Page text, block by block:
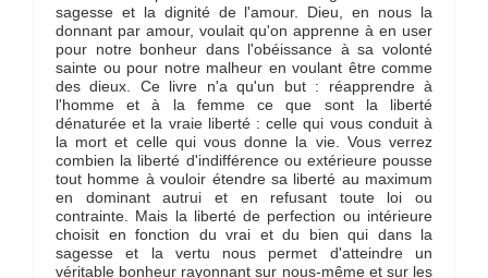
sagesse et la dignité de l'amour. Dieu, en nous la
donnant par amour, voulait qu'on apprenne à en user
pour notre bonheur dans l'obéissance à sa volonté
sainte ou pour notre malheur en voulant être comme
des dieux. Ce livre n'a qu'un but : réapprendre à
l'homme et à la femme ce que sont la liberté
dénaturée et la vraie liberté : celle qui vous conduit à
la mort et celle qui vous donne la vie. Vous verrez
combien la liberté d'indifférence ou extérieure pousse
tout homme à vouloir étendre sa liberté au maximum
en dominant autrui et en refusant toute loi ou
contrainte. Mais la liberté de perfection ou intérieure
choisit en fonction du vrai et du bien qui dans la
sagesse et la vertu nous permet d'atteindre un
véritable bonheur rayonnant sur nous-même et sur les